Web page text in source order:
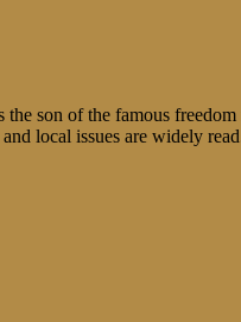
son of the famous
local issues are widely